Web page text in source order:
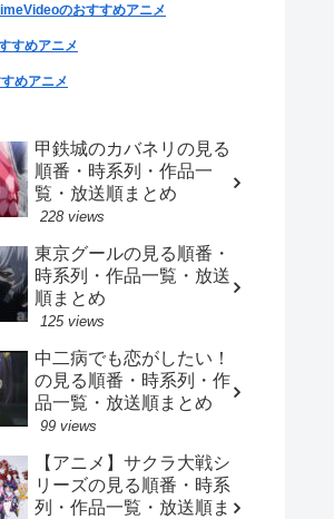
のおすすめアニメ
すめアニメ
めアニメ
甲鉄城のカバネリの見る
順番・時系列・作品一
覧・放送順まとめ
228 views
東京グールの見る順番・
時系列・作品一覧・放送
順まとめ
125 views
中二病でも恋がしたい！
の見る順番・時系列・作
品一覧・放送順まとめ
99 views
【アニメ】サクラ大戦シ
リーズの見る順番・時系
列・作品一覧・放送順ま